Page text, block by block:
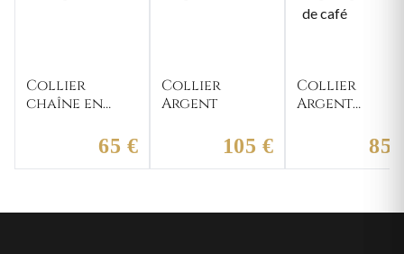
Collier
chaîne en
65 €
Collier
Argent
105 €
Collier
Argent
85